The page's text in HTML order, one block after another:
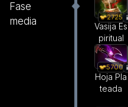
Fase
media
2725
Vasija Es
piritual
5700
Hoja Pla
teada